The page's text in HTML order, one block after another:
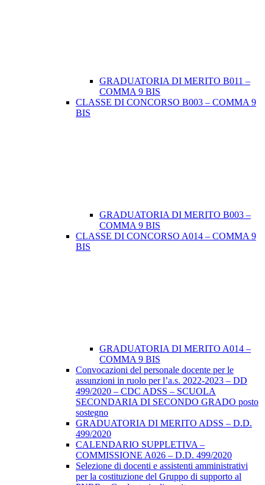
GRADUATORIA DI MERITO B011 –
COMMA 9 BIS
CLASSE DI CONCORSO B003 – COMMA 9
BIS
GRADUATORIA DI MERITO B003 –
COMMA 9 BIS
CLASSE DI CONCORSO A014 – COMMA 9
BIS
GRADUATORIA DI MERITO A014 –
COMMA 9 BIS
Convocazioni del personale docente per le
assunzioni in ruolo per l’a.s. 2022-2023 – DD
499/2020 – CDC ADSS – SCUOLA
SECONDARIA DI SECONDO GRADO posto
sostegno
GRADUATORIA DI MERITO ADSS – D.D.
499/2020
CALENDARIO SUPPLETIVA –
COMMISSIONE A026 – D.D. 499/2020
Selezione di docenti e assistenti amministrativi
per la costituzione del Gruppo di supporto al